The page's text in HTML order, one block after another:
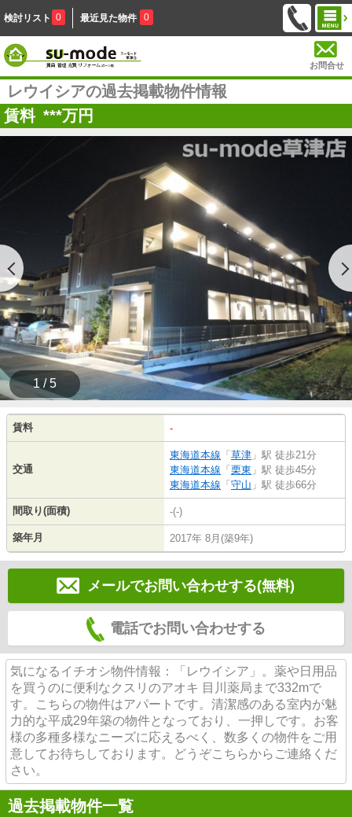
検討リスト 0 最近見た物件 0
お問合せ
レウイシアの過去掲載物件情報
賃料 ***万円
1 / 5
賃料 -
交通
東海道本線 「 草津 」駅 徒歩21分
東海道本線 「 栗東 」駅 徒歩45分
東海道本線 「 守山 」駅 徒歩66分
間取り(面積) -(-)
築年月 2017年 8月(築9年)
メールでお問い合わせする(無料)
電話でお問い合わせする
気になるイチオシ物件情報：「レウイシア」。薬や日用品
を買うのに便利なクスリのアオキ 目川薬局まで332mで
す。こちらの物件はアパートです。清潔感のある室内が魅
力的な平成29年築の物件となっており、一押しです。お客
様の多種多様なニーズに応えるべく、数多くの物件をご用
意してお待ちしております。どうぞこちらからご連絡くだ
さい。
過去掲載物件一覧